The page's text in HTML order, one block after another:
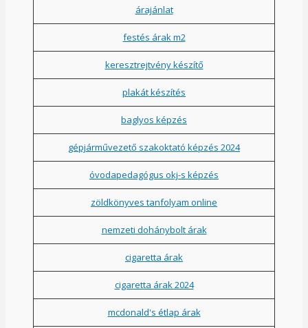
árajánlat
festés árak m2
keresztrejtvény készítő
plakát készítés
baglyos képzés
gépjárművezető szakoktató képzés 2024
óvodapedagógus okj-s képzés
zöldkönyves tanfolyam online
nemzeti dohánybolt árak
cigaretta árak
cigaretta árak 2024
mcdonald's étlap árak